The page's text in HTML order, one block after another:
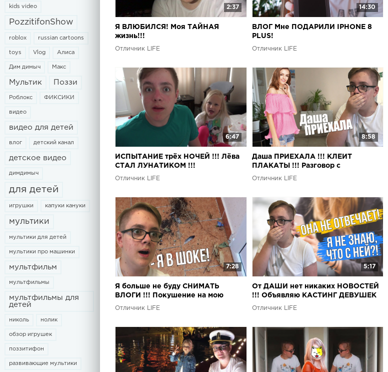
kids video
PozzitifonShow
roblox russian cartoons
toys Vlog Алиса
Дим димыч Макс
Мультик Поззи
Роблокс ФИКСИКИ
видео
видео для детей
влог детский канал
детское видео
димдимыч
для детей
игрушки капуки кануки
мультики
мультики для детей
мультики про машинки
мультфильм
мультфильмы
мультфильмы для
детей
николь нолик
обзор игрушек
поззитифон
развивающие мультики
2:37
Я ВЛЮБИЛСЯ! Моя ТАЙНАЯ
жизнь!!!
Отличник LIFE
14:30
ВЛОГ Мне ПОДАРИЛИ IPHONE 8
PLUS!
Отличник LIFE
6:47
ИСПЫТАНИЕ трёх НОЧЕЙ !!! Лёва
СТАЛ ЛУНАТИКОМ !!!
Отличник LIFE
8:58
Даша ПРИЕХАЛА !!! КЛЕИТ
ПЛАКАТЫ !!! Разговор с
консьержем !!!
Отличник LIFE
7:28
Я больше не буду СНИМАТЬ
ВЛОГИ !!! Покушение на мою
жизнь !!!
Отличник LIFE
5:17
От ДАШИ нет никаких НОВОСТЕЙ
!!! Объявляю КАСТИНГ ДЕВУШЕК
!!!
Отличник LIFE